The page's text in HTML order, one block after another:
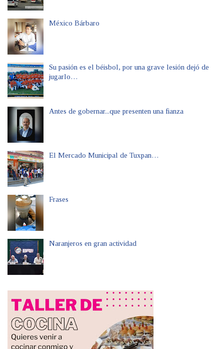
México Bárbaro
Su pasión es el béisbol, por una grave lesión dejó de
jugarlo…
Antes de gobernar...que presenten una fianza
El Mercado Municipal de Tuxpan…
Frases
Naranjeros en gran actividad